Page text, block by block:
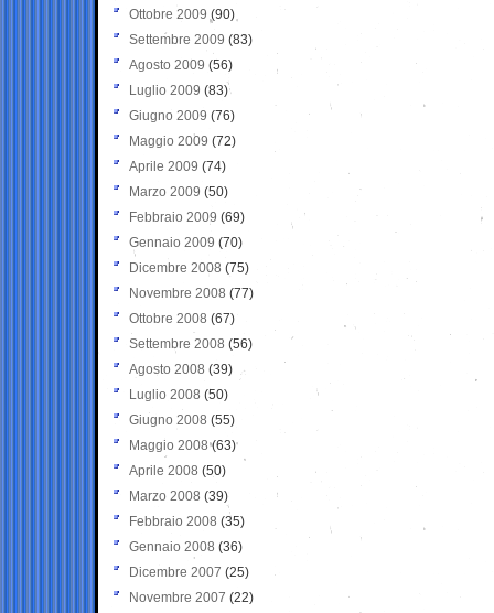
Ottobre 2009 (90)
Settembre 2009 (83)
Agosto 2009 (56)
Luglio 2009 (83)
Giugno 2009 (76)
Maggio 2009 (72)
Aprile 2009 (74)
Marzo 2009 (50)
Febbraio 2009 (69)
Gennaio 2009 (70)
Dicembre 2008 (75)
Novembre 2008 (77)
Ottobre 2008 (67)
Settembre 2008 (56)
Agosto 2008 (39)
Luglio 2008 (50)
Giugno 2008 (55)
Maggio 2008(63)
Aprile 2008 (50)
Marzo 2008 (39)
Febbraio 2008 (35)
Gennaio 2008 (36)
Dicembre 2007 (25)
Novembre 2007 (22)